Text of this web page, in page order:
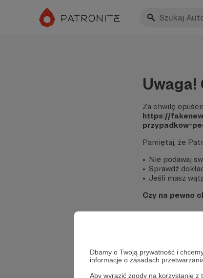
Dbamy o Twoją prywatność i
informacje o zasadach
Aby wyrazić zgody na korzystanie
Uwaga!
Za chwilę
https://
przypadkow-
Pamiętaj, że
Nie podawaj
Sprawdź
Jeśli masz
Czy na pewno